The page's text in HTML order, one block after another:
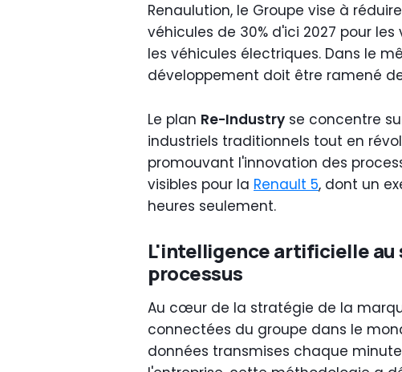
Renaulution, le Groupe vise à
véhicules de 30% d'ici 2027 pour
les véhicules électriques. Dans le
développement doit être ramené
Le plan Re-Industry se concentre
industriels traditionnels tout en
promouvant l'innovation des
visibles pour la Renault 5, dont un
heures seulement.
L'intelligence artificielle
processus
Au cœur de la stratégie de la
connectées du groupe dans le
données transmises chaque